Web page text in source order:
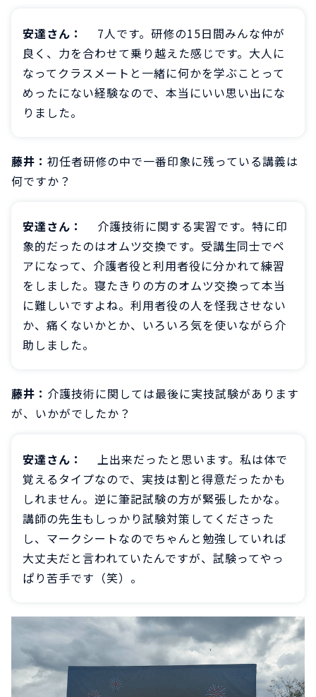
安達さん：
7人です。研修の15日間みんな仲が
良く、力を合わせて乗り越えた感じです。大人に
なってクラスメートと一緒に何かを学ぶことって
めったにない経験なので、本当にいい思い出にな
りました。
藤井： 初任者研修の中で一番印象に残っている講義は
何ですか？
安達さん：
介護技術に関する実習です。特に印
象的だったのはオムツ交換です。受講生同士でペ
アになって、介護者役と利用者役に分かれて練習
をしました。寝たきりの方のオムツ交換って本当
に難しいですよね。利用者役の人を怪我させない
か、痛くないかとか、いろいろ気を使いながら介
助しました。
藤井： 介護技術に関しては最後に実技試験があります
が、いかがでしたか？
安達さん：
上出来だったと思います。私は体で
覚えるタイプなので、実技は割と得意だったかも
しれません。逆に筆記試験の方が緊張したかな。
講師の先生もしっかり試験対策してくださった
し、マークシートなのでちゃんと勉強していれば
大丈夫だと言われていたんですが、試験ってやっ
ぱり苦手です（笑）。